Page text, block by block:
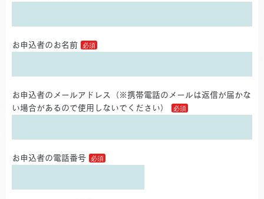
お申込者のお名前
お申込者のメールアドレス（※携帯電話のメールは返信が届かな
い場合があるので使用しないでください）
お申込者の電話番号